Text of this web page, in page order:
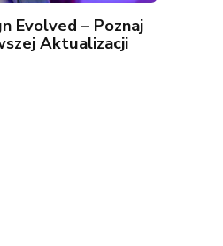
Evolved – Poznaj
Aktualizacji